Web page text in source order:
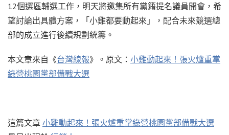
12個選區輔選工作，明天將邀集所有黨籍提名議員開會，希
望討論出具體方案，「小雞都要動起來」，配合未來競選總
部的成立進行後續規劃統籌。
本文章來自《台灣線報》。原文： 小雞動起來！張火爐重掌
綠營桃園黨部備戰大選
這篇文章 小雞動起來！張火爐重掌綠營桃園黨部備戰大選